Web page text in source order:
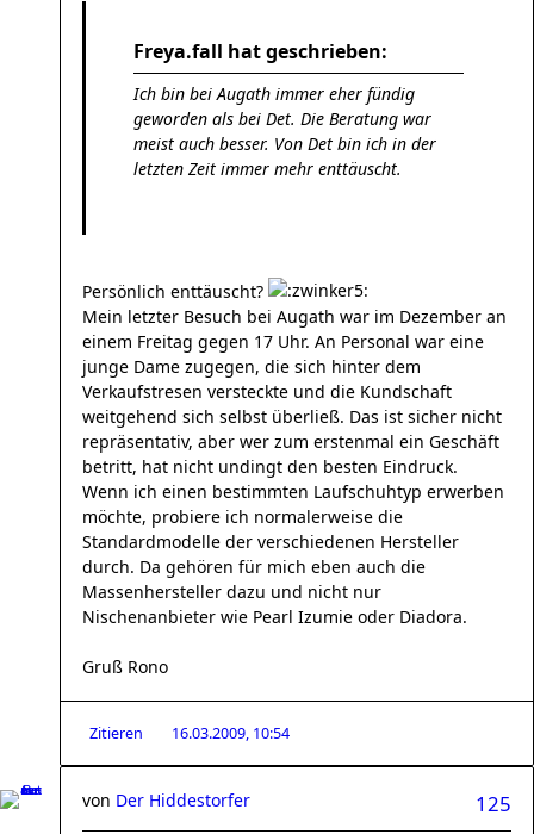
Freya.fall hat geschrieben:
Ich bin bei Augath immer eher fündig
geworden als bei Det. Die Beratung war
meist auch besser. Von Det bin ich in der
letzten Zeit immer mehr enttäuscht.
Persönlich enttäuscht?
Mein letzter Besuch bei Augath war im Dezember an
einem Freitag gegen 17 Uhr. An Personal war eine
junge Dame zugegen, die sich hinter dem
Verkaufstresen versteckte und die Kundschaft
weitgehend sich selbst überließ. Das ist sicher nicht
repräsentativ, aber wer zum erstenmal ein Geschäft
betritt, hat nicht undingt den besten Eindruck.
Wenn ich einen bestimmten Laufschuhtyp erwerben
möchte, probiere ich normalerweise die
Standardmodelle der verschiedenen Hersteller
durch. Da gehören für mich eben auch die
Massenhersteller dazu und nicht nur
Nischenanbieter wie Pearl Izumie oder Diadora.
Gruß Rono
Zitieren 16.03.2009, 10:54
125
von Der Hiddestorfer